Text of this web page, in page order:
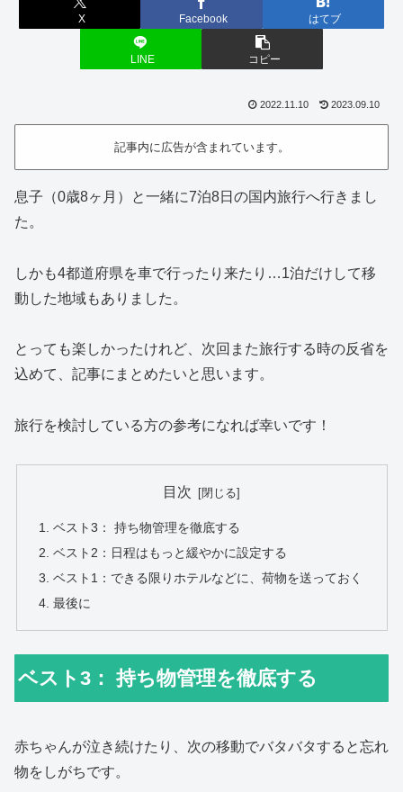
X Facebook はてブ
LINE コピー
2022.11.10 2023.09.10
記事内に広告が含まれています。
息子（0歳8ヶ月）と一緒に7泊8日の国内旅行へ行きまし
た。
しかも4都道府県を車で行ったり来たり…1泊だけして移
動した地域もありました。
とっても楽しかったけれど、次回また旅行する時の反省を
込めて、記事にまとめたいと思います。
旅行を検討している方の参考になれば幸いです！
目次
ベスト3： 持ち物管理を徹底する
ベスト2：日程はもっと緩やかに設定する
ベスト1：できる限りホテルなどに、荷物を送っておく
最後に
ベスト3： 持ち物管理を徹底する
赤ちゃんが泣き続けたり、次の移動でバタバタすると忘れ
物をしがちです。